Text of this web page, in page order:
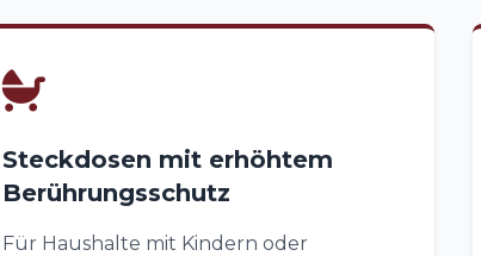
Steckdosen mit erhöhtem
Berührungsschutz
Für Haushalte mit Kindern oder